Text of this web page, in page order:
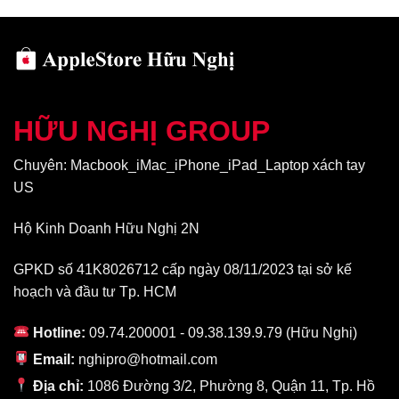
CPU trên MacBook Air M2 16GB RAM
Hiệu suất CPU trên MacBook Air 2022 16GB được nâng cấp đáng
Đầu tiên hãy nói về CPU, Apple tuyên bố rằng họ đang tập trung
vào hiệu năng hơn là theo đuổi tuổi thọ pin.
Vì vậy, Apple M2
HỮU NGHỊ GROUP
Chuyên: Macbook_iMac_iPhone_iPad_Laptop xách tay
US
Hộ Kinh Doanh Hữu Nghị 2N
GPKD số 41K8026712 cấp ngày 08/11/2023 tại sở kế
hoạch và đầu tư Tp. HCM
Hotline: 09.74.200001 - 09.38.139.9.79 (Hữu Nghị)
Email: nghipro@hotmail.com
Địa chỉ: 1086 Đường 3/2, Phường 8, Quận 11, Tp. Hồ